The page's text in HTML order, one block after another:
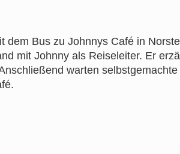
dem Bus zu Johnnys Café in
mit Johnny als Reiseleiter. Er
warten selbstgemachte